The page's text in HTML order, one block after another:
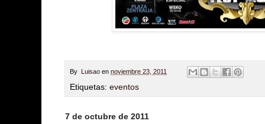
By Luisao en noviembre 23, 2011
Etiquetas: eventos
7 de octubre de 2011